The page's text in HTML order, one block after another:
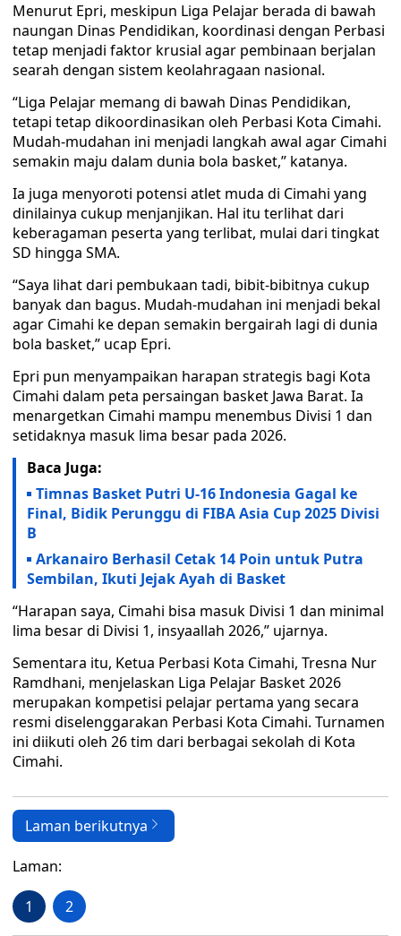
Menurut Epri, meskipun Liga Pelajar berada di bawah
naungan Dinas Pendidikan, koordinasi dengan Perbasi
tetap menjadi faktor krusial agar pembinaan berjalan
searah dengan sistem keolahragaan nasional.
“Liga Pelajar memang di bawah Dinas Pendidikan,
tetapi tetap dikoordinasikan oleh Perbasi Kota Cimahi.
Mudah-mudahan ini menjadi langkah awal agar Cimahi
semakin maju dalam dunia bola basket,” katanya.
Ia juga menyoroti potensi atlet muda di Cimahi yang
dinilainya cukup menjanjikan. Hal itu terlihat dari
keberagaman peserta yang terlibat, mulai dari tingkat
SD hingga SMA.
“Saya lihat dari pembukaan tadi, bibit-bibitnya cukup
banyak dan bagus. Mudah-mudahan ini menjadi bekal
agar Cimahi ke depan semakin bergairah lagi di dunia
bola basket,” ucap Epri.
Epri pun menyampaikan harapan strategis bagi Kota
Cimahi dalam peta persaingan basket Jawa Barat. Ia
menargetkan Cimahi mampu menembus Divisi 1 dan
setidaknya masuk lima besar pada 2026.
Baca Juga:
Timnas Basket Putri U-16 Indonesia Gagal ke
Final, Bidik Perunggu di FIBA Asia Cup 2025 Divisi
B
Arkanairo Berhasil Cetak 14 Poin untuk Putra
Sembilan, Ikuti Jejak Ayah di Basket
“Harapan saya, Cimahi bisa masuk Divisi 1 dan minimal
lima besar di Divisi 1, insyaallah 2026,” ujarnya.
Sementara itu, Ketua Perbasi Kota Cimahi, Tresna Nur
Ramdhani, menjelaskan Liga Pelajar Basket 2026
merupakan kompetisi pelajar pertama yang secara
resmi diselenggarakan Perbasi Kota Cimahi. Turnamen
ini diikuti oleh 26 tim dari berbagai sekolah di Kota
Cimahi.
Laman berikutnya
Laman:
1 2